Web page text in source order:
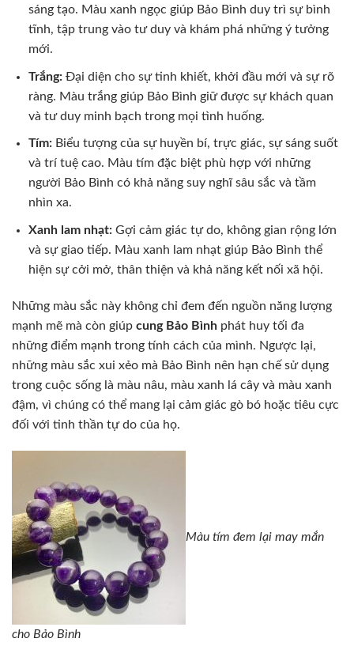
sáng tạo. Màu xanh ngọc giúp Bảo Bình duy trì sự bình
tĩnh, tập trung vào tư duy và khám phá những ý tưởng
mới.
Trắng:Đại diện cho sự tinh khiết, khởi đầu mới và sự rõ
ràng. Màu trắng giúp Bảo Bình giữ được sự khách quan
và tư duy minh bạch trong mọi tình huống.
Tím:Biểu tượng của sự huyền bí, trực giác, sự sáng suốt
và trí tuệ cao. Màu tím đặc biệt phù hợp với những
người Bảo Bình có khả năng suy nghĩ sâu sắc và tầm
nhìn xa.
Xanh lam nhạt:Gợi cảm giác tự do, không gian rộng lớn
và sự giao tiếp. Màu xanh lam nhạt giúp Bảo Bình thể
hiện sự cởi mở, thân thiện và khả năng kết nối xã hội.
Những màu sắc này không chỉ đem đến nguồn năng lượng
mạnh mẽ mà còn giúp cung Bảo Bình phát huy tối đa
những điểm mạnh trong tính cách của mình. Ngược lại,
những màu sắc xui xẻo mà Bảo Bình nên hạn chế sử dụng
trong cuộc sống là màu nâu, màu xanh lá cây và màu xanh
đậm, vì chúng có thể mang lại cảm giác gò bó hoặc tiêu cực
đối với tinh thần tự do của họ.
Màu tím đem lại may mắn
cho Bảo Bình